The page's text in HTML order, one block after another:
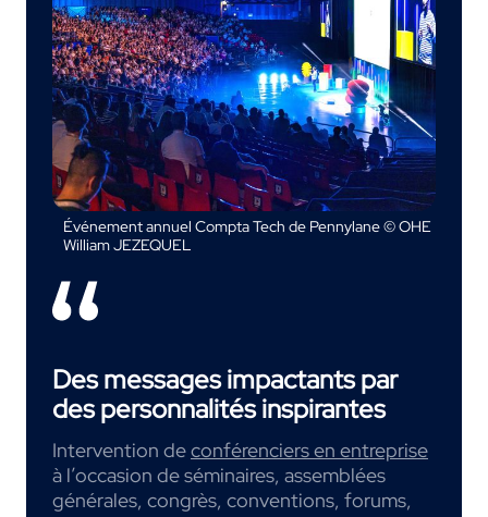
Événement annuel Compta Tech de Pennylane © OHE
William JEZEQUEL
Des messages impactants par
des personnalités inspirantes
Intervention deconférenciers en entreprise
à l’occasion de séminaires, assemblées
générales, congrès, conventions, forums,